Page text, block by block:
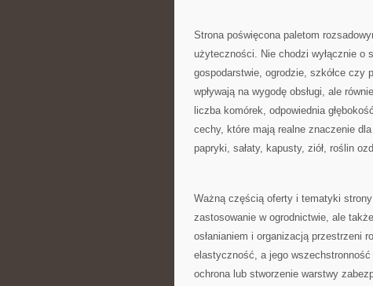
Strona poświęcona paletom
użyteczności. Nie chodzi wyłącznie o
gospodarstwie, ogrodzie, szkółce czy
wpływają na wygodę obsługi, ale
liczba komórek, odpowiednia
cechy, które mają realne znaczenie
papryki, sałaty, kapusty, ziół, roślin
Ważną częścią oferty i tematyki
zastosowanie w ogrodnictwie, ale
osłanianiem i organizacją przestrzeni
elastyczność, a jego
ochrona lub stworzenie warstwy